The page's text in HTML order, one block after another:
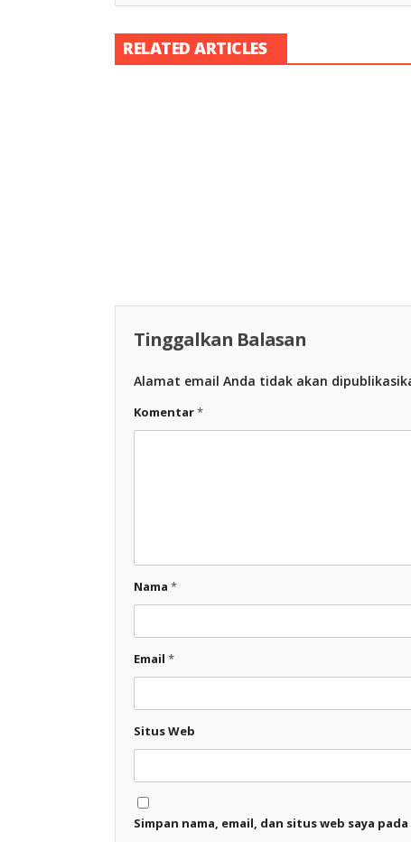
RELATED ARTICLES
Tinggalkan Balasan
Alamat email Anda tidak akan
Komentar*
Nama *
Email *
Situs Web
Simpan nama, email, dan situs web saya